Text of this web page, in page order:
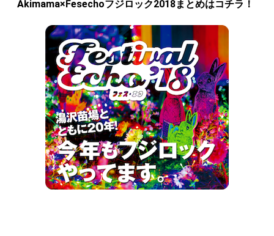
Akimama×Fesechoフジロック2018まとめはコチラ！